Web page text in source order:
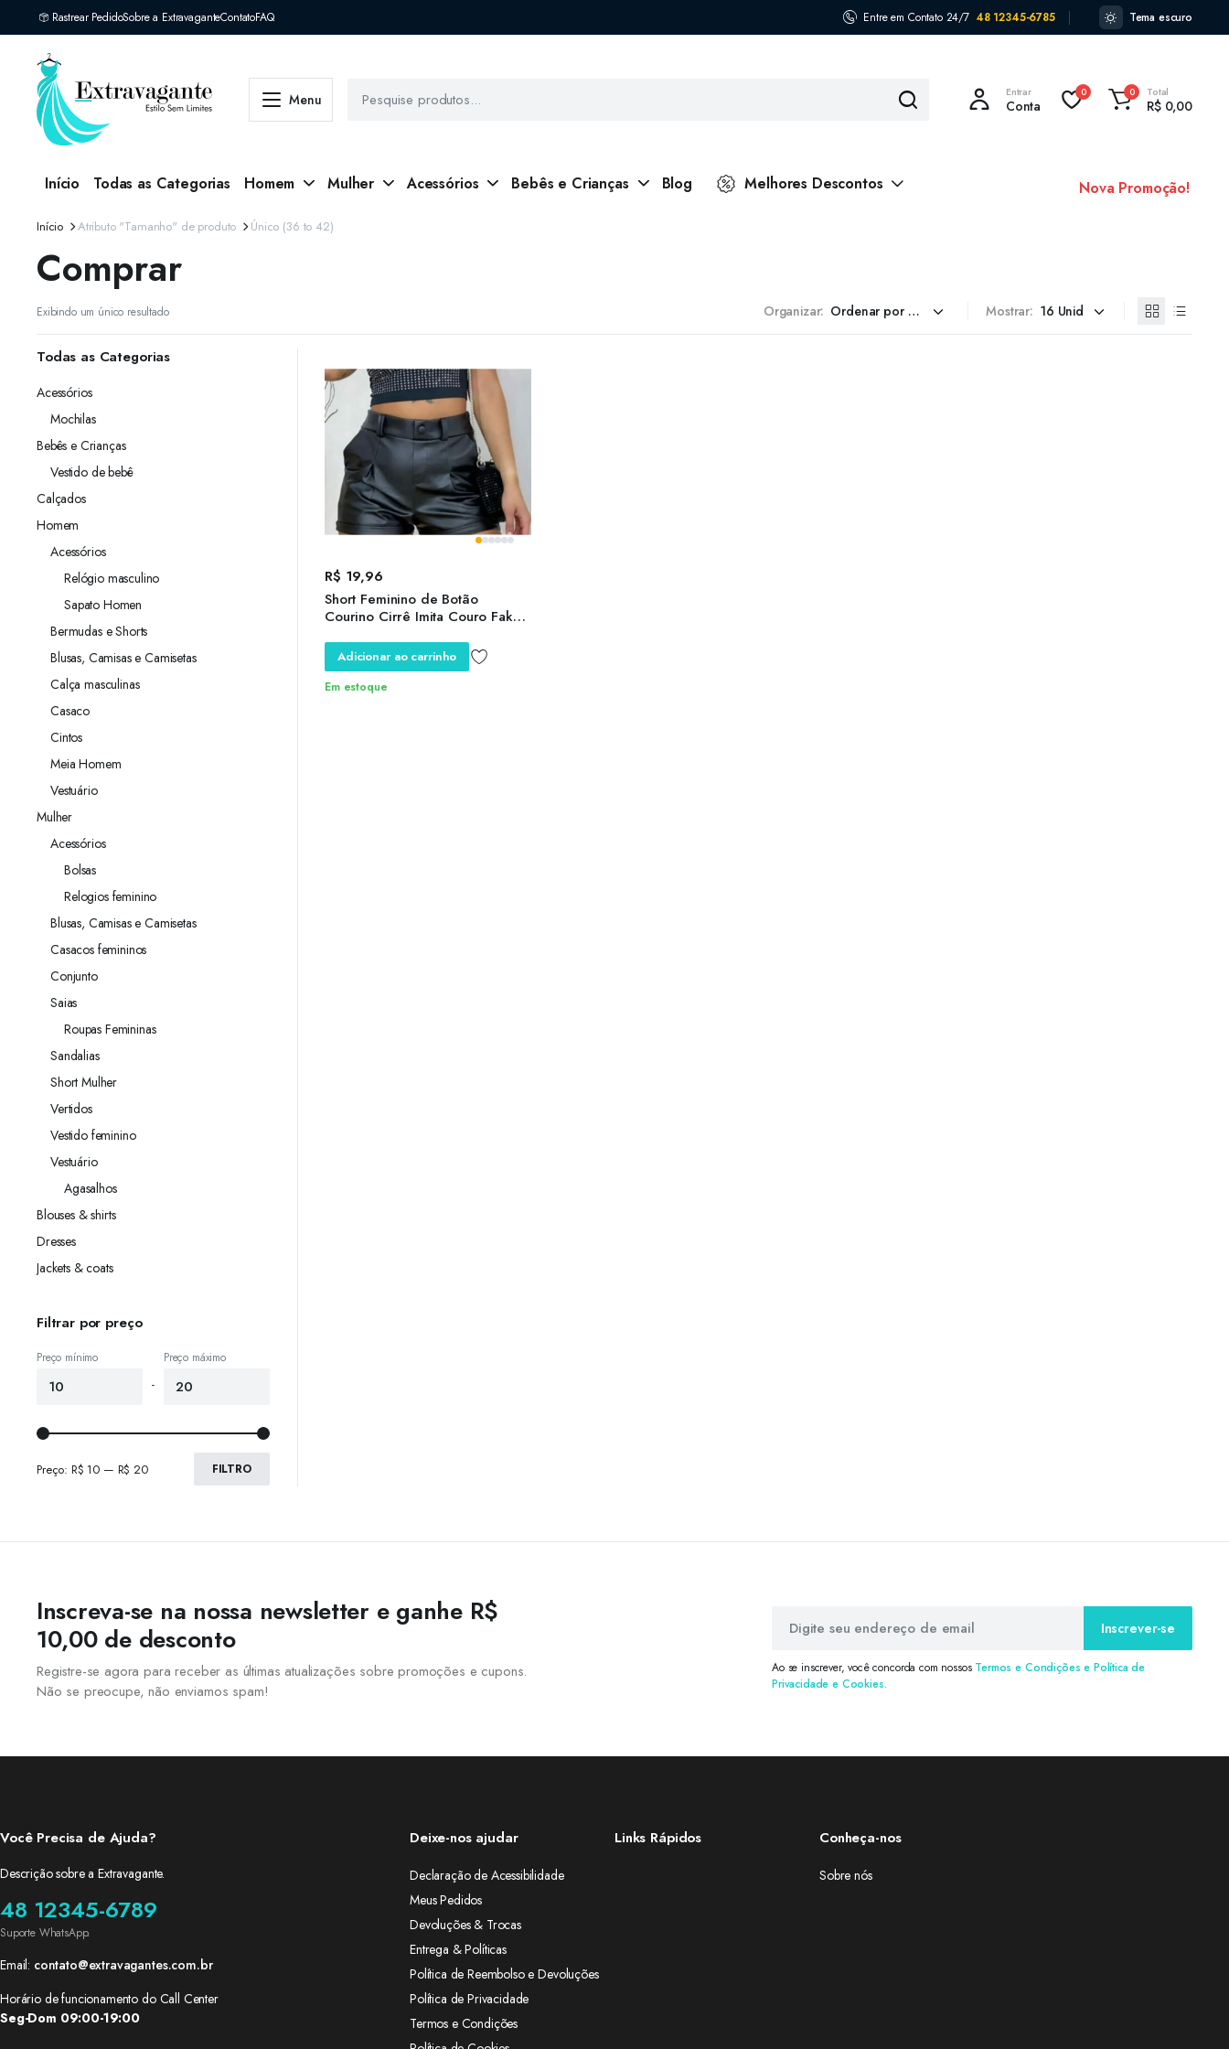
Rastrear PedidoSobre a ExtravaganteContatoFAQ Entre em Contato 24/7 48 12345-6785 Tema escuro
Menu Entrar
Conta
0 0 Total
R$0,00
Início Todas as Categorias Homem Mulher Acessórios Bebês e Crianças Blog Melhores Descontos Nova Promoção!
Início Atributo "Tamanho" de produto Único (36 to 42)
Comprar
Exibindo um único resultado Organizar: Mostrar:
R$ 19,96
Short Feminino de Botão
Courino Cirrê Imita Couro Fake
Alta Moda Blogueira
Adicionar ao carrinho
Em estoque
Todas as Categorias
Acessórios
Mochilas
Bebês e Crianças
Vestido de bebê
Calçados
Homem
Acessórios
Relógio masculino
Sapato Homen
Bermudas e Shorts
Blusas, Camisas e Camisetas
Calça masculinas
Casaco
Cintos
Meia Homem
Vestuário
Mulher
Acessórios
Bolsas
Relogios feminino
Blusas, Camisas e Camisetas
Casacos femininos
Conjunto
Saias
Roupas Femininas
Sandalias
Short Mulher
Vertidos
Vestido feminino
Vestuário
Agasalhos
Blouses & shirts
Dresses
Jackets & coats
Filtrar por preço
Preço mínimo
-
Preço máximo
FILTRO
Preço: R$ 10 — R$ 20
Inscreva-se na nossa newsletter e ganhe R$
10,00 de desconto
Registre-se agora para receber as últimas atualizações sobre promoções e cupons.
Não se preocupe, não enviamos spam!
Inscrever-se
Ao se inscrever, você concorda com nossos Termos e Condições e Política de
Privacidade e Cookies.
Você Precisa de Ajuda?
Descrição sobre a Extravagante.
48 12345-6789
Suporte WhatsApp.
Email: contato@extravagantes.com.br
Horário de funcionamento do Call Center
Seg-Dom 09:00-19:00
Deixe-nos ajudar
Declaração de Acessibilidade
Meus Pedidos
Devoluções & Trocas
Entrega & Políticas
Política de Reembolso e Devoluções
Política de Privacidade
Termos e Condições
Links Rápidos Conheça-nos
Sobre nós